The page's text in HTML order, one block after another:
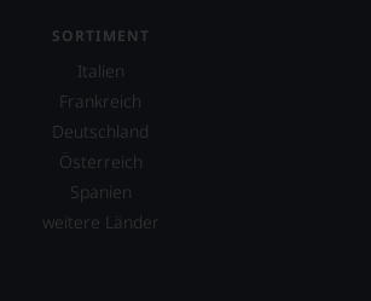
SORTIMENT
Italien
Frankreich
Deutschland
Österreich
Spanien
weitere Länder